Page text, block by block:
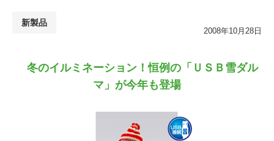
新製品
2008年10月28日
冬のイルミネーション！恒例の「ＵＳＢ雪ダル
マ」が今年も登場